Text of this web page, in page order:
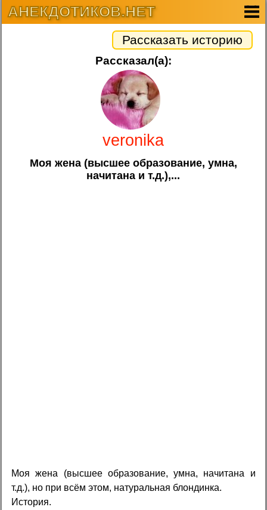
АНЕКДОТИКОВ.НЕТ
Рассказать историю
Рассказал(а):
veronika
Моя жена (высшее образование, умна,
начитана и т.д.),...
Моя жена (высшее образование, умна, начитана и
т.д.), но при всём этом, натуральная блондинка.
История.